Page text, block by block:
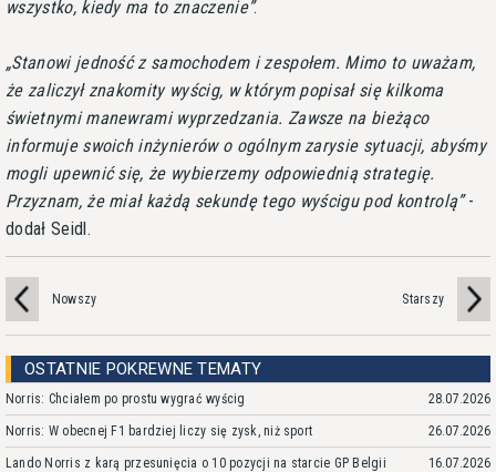
wszystko, kiedy ma to znaczenie .
Stanowi jedność z samochodem i zespołem. Mimo to uważam,
że zaliczył znakomity wyścig, w którym popisał się kilkoma
świetnymi manewrami wyprzedzania. Zawsze na bieżąco
informuje swoich inżynierów o ogólnym zarysie sytuacji, abyśmy
mogli upewnić się, że wybierzemy odpowiednią strategię.
Przyznam, że miał każdą sekundę tego wyścigu pod kontrolą -
dodał Seidl.
Nowszy Starszy
OSTATNIE POKREWNE TEMATY
Norris: Chciałem po prostu wygrać wyścig 28.07.2026
Norris: W obecnej F1 bardziej liczy się zysk, niż sport 26.07.2026
Lando Norris z karą przesunięcia o 10 pozycji na starcie GP Belgii 16.07.2026